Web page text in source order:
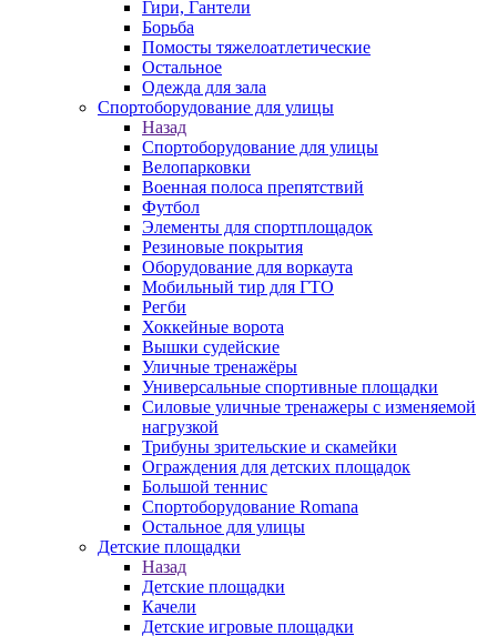
Гири, Гантели
Борьба
Помосты тяжелоатлетические
Остальное
Одежда для зала
Спортоборудование для улицы
Назад
Спортоборудование для улицы
Велопарковки
Военная полоса препятствий
Футбол
Элементы для спортплощадок
Резиновые покрытия
Оборудование для воркаута
Мобильный тир для ГТО
Регби
Хоккейные ворота
Вышки судейские
Уличные тренажёры
Универсальные спортивные площадки
Силовые уличные тренажеры с изменяемой
нагрузкой
Трибуны зрительские и скамейки
Ограждения для детских площадок
Большой теннис
Спортоборудование Romana
Остальное для улицы
Детские площадки
Назад
Детские площадки
Качели
Детские игровые площадки